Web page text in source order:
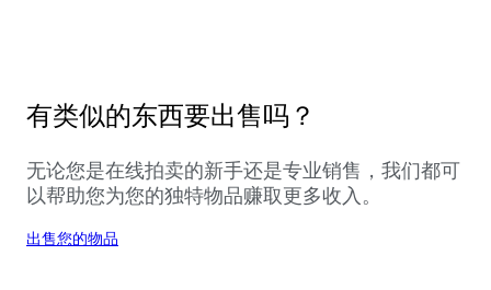
有类似的东西要出售吗？
无论您是在线拍卖的新手还是专业销售，我们都可
以帮助您为您的独特物品赚取更多收入。
出售您的物品